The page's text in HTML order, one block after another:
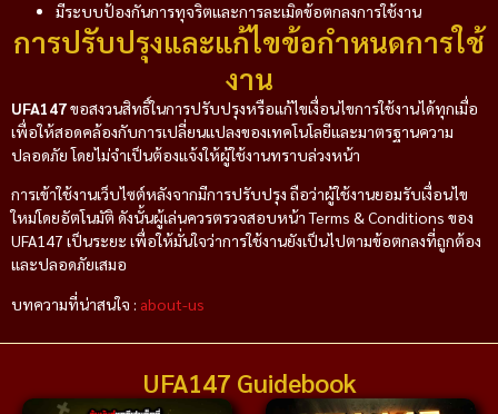
มีระบบป้องกันการทุจริตและการละเมิดข้อตกลงการใช้งาน
การปรับปรุงและแก้ไขข้อกำหนดการใช้
งาน
UFA147ขอสงวนสิทธิ์ในการปรับปรุงหรือแก้ไขเงื่อนไขการใช้งานได้ทุกเมื่อ
เพื่อให้สอดคล้องกับการเปลี่ยนแปลงของเทคโนโลยีและมาตรฐานความ
ปลอดภัย โดยไม่จำเป็นต้องแจ้งให้ผู้ใช้งานทราบล่วงหน้า
การเข้าใช้งานเว็บไซต์หลังจากมีการปรับปรุง ถือว่าผู้ใช้งานยอมรับเงื่อนไข
ใหม่โดยอัตโนมัติ ดังนั้นผู้เล่นควรตรวจสอบหน้า Terms & Conditions ของ
UFA147 เป็นระยะ เพื่อให้มั่นใจว่าการใช้งานยังเป็นไปตามข้อตกลงที่ถูกต้อง
และปลอดภัยเสมอ
บทความที่น่าสนใจ : about-us
UFA147 Guidebook